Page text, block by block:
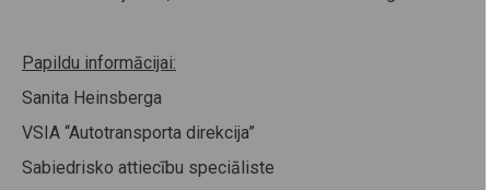
Papildu informācijai:
Sanita Heinsberga
VSIA “Autotransporta direkcija”
Sabiedrisko attiecību speciāliste